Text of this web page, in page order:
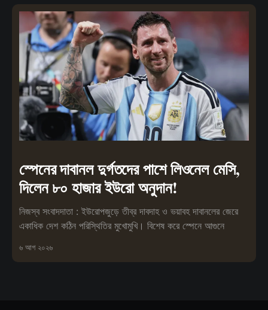
স্পেনের দাবানল দুর্গতদের পাশে লিওনেল মেসি,
দিলেন ৮০ হাজার ইউরো অনুদান!
নিজস্ব সংবাদদাতা : ইউরোপজুড়ে তীব্র দাবদাহ ও ভয়াবহ দাবানলের জেরে
একাধিক দেশ কঠিন পরিস্থিতির মুখোমুখি। বিশেষ করে স্পেনে আগুনে
৬ আগ ২০২৬